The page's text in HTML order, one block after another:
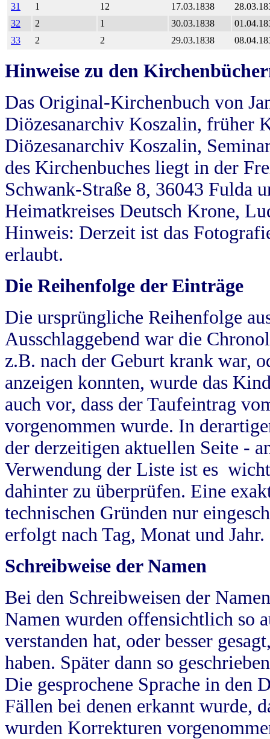
31
1 12 17.03.1838
32
2 1 30.03.1838
33
2 2 29.03.1838
Hinweise zu den
Das Original-Kirchenbuch von
Diözesanarchiv Koszalin, früher
Diözesanarchiv Koszalin,
des Kirchenbuches liegt in der
Schwank-Straße 8, 36043 Fulda
Heimatkreises Deutsch Krone,
Hinweis: Derzeit ist das
erlaubt.
Die Reihenfolge der Einträge
Die ursprüngliche Reihenfolge
Ausschlaggebend war die
z.B. nach der Geburt krank war,
anzeigen konnten, wurde das
auch vor, dass der Taufeintrag
vorgenommen wurde. In
der derzeitigen aktuellen Seite -
Verwendung der Liste ist es
dahinter zu überprüfen. Eine
technischen Gründen nur
erfolgt nach Tag, Monat und Jahr.
Schreibweise der Namen
Bei den Schreibweisen der
Namen wurden offensichtlich so
verstanden hat, oder besser
haben. Später dann so
Die gesprochene Sprache in
Fällen bei denen erkannt wurde,
wurden Korrekturen